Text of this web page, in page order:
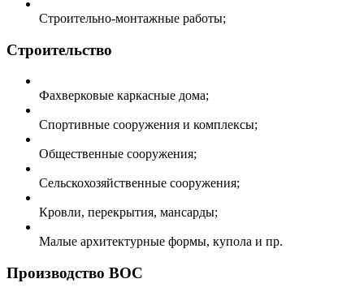
Строительно-монтажные работы;
Строительство
Фахверковые каркасные дома;
Спортивные сооружения и комплексы;
Общественные сооружения;
Сельскохозяйственные сооружения;
Кровли, перекрытия, мансарды;
Малые архитектурные формы, купола и пр.
Производство ВОС